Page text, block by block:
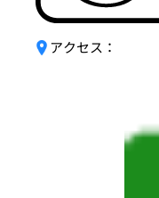
アクセス：